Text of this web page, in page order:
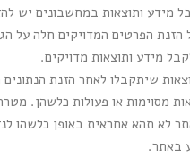
מידע ותוצאות במחשבונים יש
הזנת הפרטים המדויקים חלה על
מידע ותוצאות מדויקים.
שיתקבלו לאחר הזנת
מסוימות או פעולות כלשהן.
לא תהא אחראית באופן כלשהו
באתר.